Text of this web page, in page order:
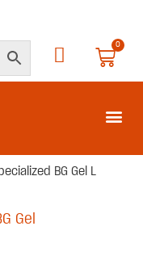
0
BG Gel L